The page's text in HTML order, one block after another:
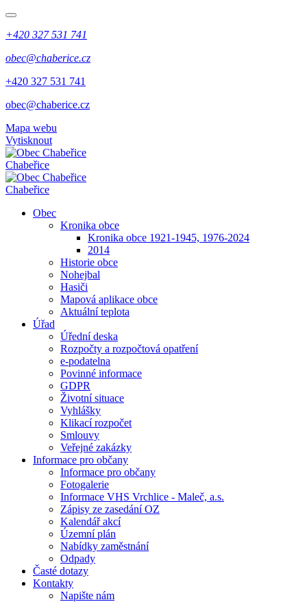
+420 327 531 741
obec@chaberice.cz
+420 327 531 741
obec@chaberice.cz
Mapa webu
Vytisknout
Chabeřice
Chabeřice
Obec
Kronika obce
Kronika obce 1921-1945, 1976-2024
2014
Historie obce
Nohejbal
Hasiči
Mapová aplikace obce
Aktuální teplota
Úřad
Úřední deska
Rozpočty a rozpočtová opatření
e-podatelna
Povinné informace
GDPR
Životní situace
Vyhlášky
Klikací rozpočet
Smlouvy
Veřejné zakázky
Informace pro občany
Informace pro občany
Fotogalerie
Informace VHS Vrchlice - Maleč, a.s.
Zápisy ze zasedání OZ
Kalendář akcí
Územní plán
Nabídky zaměstnání
Odpady
Časté dotazy
Kontakty
Napište nám